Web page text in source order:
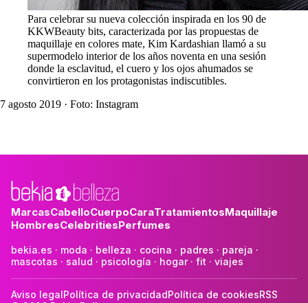
Para celebrar su nueva colección inspirada en los 90 de
KKWBeauty bits, caracterizada por las propuestas de
maquillaje en colores mate, Kim Kardashian llamó a su
supermodelo interior de los años noventa en una sesión
donde la esclavitud, el cuero y los ojos ahumados se
convirtieron en los protagonistas indiscutibles.
7 agosto 2019 · Foto: Instagram
MarcasCabelloCuerpoCaraTratamientosMaquillaje
HombresCelebritiesPerfumes
bekia.es · moda · belleza · cocina · padres · pareja ·
mascotas · salud · psicología · hogar· fit · viajes
Aviso legalPolítica de privacidadPolítica de cookiesRSS